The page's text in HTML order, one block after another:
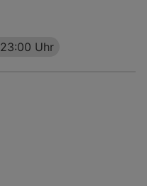
23:00 Uhr